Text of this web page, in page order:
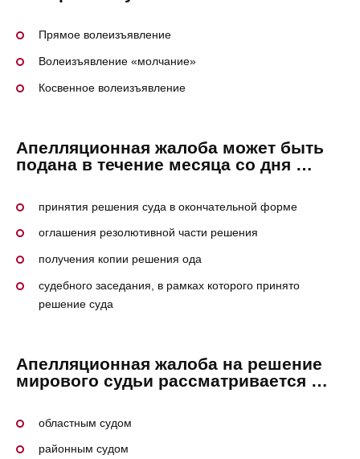
Прямое волеизъявление
Волеизъявление «молчание»
Косвенное волеизъявление
Апелляционная жалоба может быть
подана в течение месяца со дня …
принятия решения суда в окончательной форме
оглашения резолютивной части решения
получения копии решения ода
судебного заседания, в рамках которого принято
решение суда
Апелляционная жалоба на решение
мирового судьи рассматривается …
областным судом
районным судом